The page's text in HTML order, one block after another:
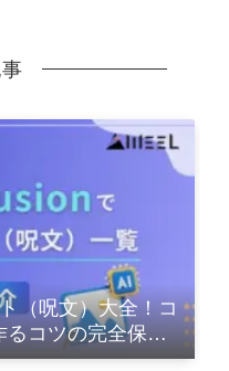
（呪文）大全！コ
るコツの完全保存